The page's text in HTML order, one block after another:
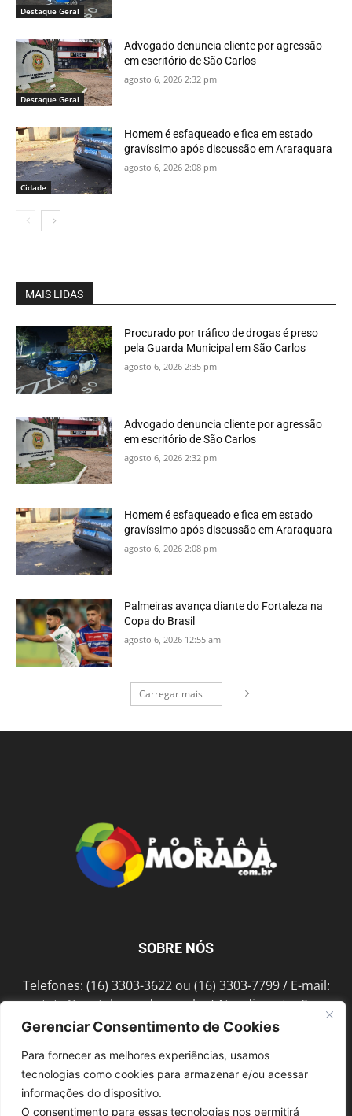
Gerenciar Consentimento de Cookies
Para fornecer as melhores experiências, usamos
tecnologias como cookies para armazenar e/ou acessar
informações do dispositivo.
O consentimento para essas tecnologias nos permitirá
Destaque Geral
Destaque Geral
Advogado denuncia cliente por agressão
em escritório de São Carlos
agosto 6, 2026 2:32 pm
Cidade
Homem é esfaqueado e fica em estado
gravíssimo após discussão em Araraquara
agosto 6, 2026 2:08 pm
MAIS LIDAS
Procurado por tráfico de drogas é preso
pela Guarda Municipal em São Carlos
agosto 6, 2026 2:35 pm
Advogado denuncia cliente por agressão
em escritório de São Carlos
agosto 6, 2026 2:32 pm
Homem é esfaqueado e fica em estado
gravíssimo após discussão em Araraquara
agosto 6, 2026 2:08 pm
Palmeiras avança diante do Fortaleza na
Copa do Brasil
agosto 6, 2026 12:55 am
Carregar mais
SOBRE NÓS
Telefones: (16) 3303-3622 ou (16) 3303-7799 / E-mail:
contato@portalmorada.com.br/ Atendimento: Seg a
Sex das 8h às 18h / Endereço: Av. Bento de Abreu, 889
SIGA-NOS